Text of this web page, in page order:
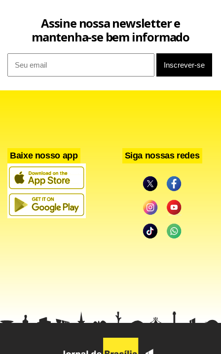
Assine nossa newsletter e
mantenha-se bem informado
Baixe nosso app Siga nossas redes